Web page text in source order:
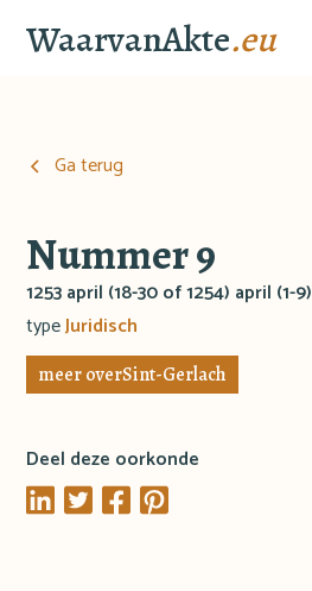
WaarvanAkte.eu
Ga terug
Nummer 9
1253 april (18-30 of 1254) april (1-9)
typeJuridisch
meer overSint-Gerlach
Deel deze oorkonde